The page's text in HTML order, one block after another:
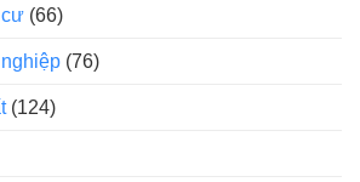
cư (66)
(76)
(124)